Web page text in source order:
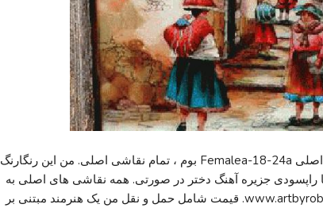
aoepink دختر صورتی راپسودی دختر اصلی Femalea-18-24a بوم ، تمام نقاشی اصلی. من این رنگارنگ
راپسودی جزیره آهنگ دختر در صورتی. همه نقاشی های اصلی به
عنوان اشاره کرد ----------- www.artbyrobert.com. قیمت شامل حمل و نقل من یک هنرمند مبتنی بر